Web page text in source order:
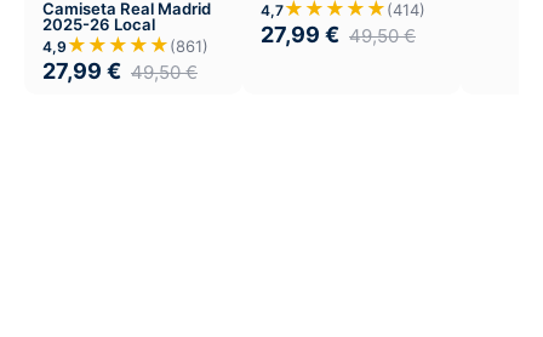
Camiseta Real Madrid
2025-26 Local
4,9 ★★★★★(861)
27,99 € 49,50€
4,7★★★★★(414)
27,99 € 49,50€